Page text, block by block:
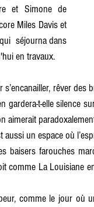
et Simone de
Miles Davis et
séjourna dans
en travaux.
rêver
gardera-t-elle silence
aimerait
un espace où
farouches
comme La Louisiane
comme le jour où